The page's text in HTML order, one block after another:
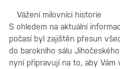
Vážení milovníci historie
S ohledem na aktuální
počasí byl zajištěn přesun
do barokního sálu
nyní připravují na to, aby